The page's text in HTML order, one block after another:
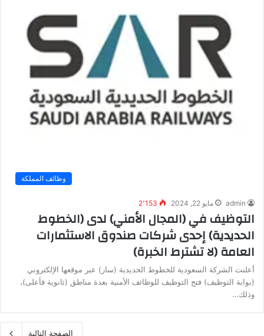
وظائف المملكة
admin مايو 22, 2024 2٬153
التوظيف في (المجال الأمني) لدى (الخطوط
الحديدية) إحدى شركات صندوق الاستثمارات
العامة (لا تشترط الخبرة)
أعلنت الشركة السعودية للخطوط الحديدية (سار) عبر موقعها الإلكتروني
(بوابة التوظيف) فتح التوظيف للوظائف الأمنية بعدة مناطق (ثانوية فأعلى)،
وذلك…
الصفحة التالية